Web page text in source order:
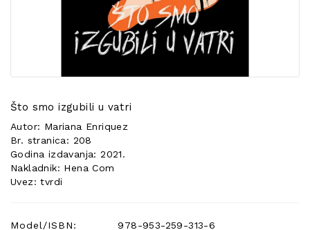
Što smo izgubili u vatri
Autor: Mariana Enriquez
Br. stranica: 208
Godina izdavanja: 2021.
Nakladnik: Hena Com
Uvez: tvrdi
Model/ISBN:
978-953-259-313-6